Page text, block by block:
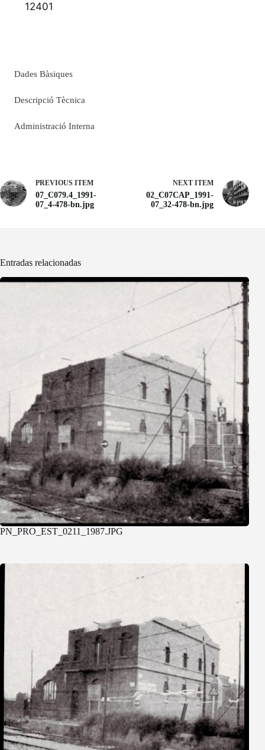
12401
Dades Bàsiques
Descripció Tècnica
Administració Interna
PREVIOUS ITEM
07_C079.4_1991-
07_4-478-bn.jpg
NEXT ITEM
02_C07CAP_1991-
07_32-478-bn.jpg
Entradas relacionadas
PN_PRO_EST_0211_1987.JPG